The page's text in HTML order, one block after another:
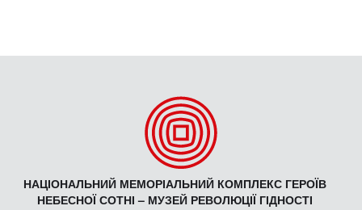
НАЦІОНАЛЬНИЙ МЕМОРІАЛЬНИЙ КОМПЛЕКС ГЕРОЇВ
НЕБЕСНОЇ СОТНІ – МУЗЕЙ РЕВОЛЮЦІЇ ГІДНОСТІ